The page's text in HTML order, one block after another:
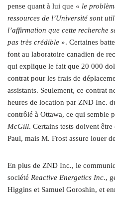
pense quant à lui que « le
ressources de l’Université sont
l’affirmation que cette recherche
pas très crédible ». Certaines
font au laboratoire canadien de
qui explique le fait que 20 000
contrat pour les frais de
assistants. Seulement, ce contrat
heures de location par ZND Inc.
contrôlé à Ottawa, ce qui semble
McGill. Certains tests doivent
Paul, mais M. Frost assure louer
En plus de ZND Inc., le
société Reactive Energetics Inc.,
Higgins et Samuel Goroshin, et